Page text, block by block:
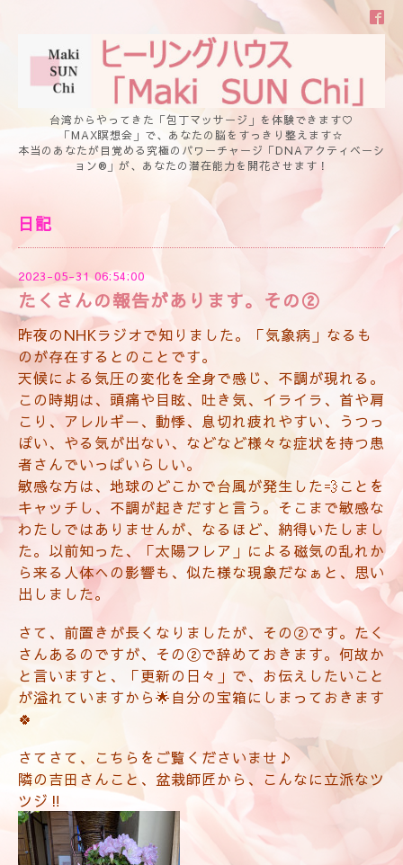
台湾からやってきた「包丁マッサージ」を体験できます♡
「MAX瞑想会」で、あなたの脳をすっきり整えます☆
本当のあなたが目覚める究極のパワーチャージ「DNAアクティベーシ
ョン®」が、あなたの潜在能力を開花させます！
日記
2023-05-31 06:54:00
たくさんの報告があります。その②
昨夜のNHKラジオで知りました。「気象病」なるも
のが存在するとのことです。
天候による気圧の変化を全身で感じ、不調が現れる。
この時期は、頭痛や目眩、吐き気、イライラ、首や肩
こり、アレルギー、動悸、息切れ疲れやすい、うつっ
ぽい、やる気が出ない、などなど様々な症状を持つ患
者さんでいっぱいらしい。
敏感な方は、地球のどこかで台風が発生した💨ことを
キャッチし、不調が起きだすと言う。そこまで敏感な
わたしではありませんが、なるほど、納得いたしまし
た。以前知った、「太陽フレア」による磁気の乱れか
ら来る人体への影響も、似た様な現象だなぁと、思い
出しました。
さて、前置きが長くなりましたが、その②です。たく
さんあるのですが、その②で辞めておきます。何故か
と言いますと、「更新の日々」で、お伝えしたいこと
が溢れていますから🌟自分の宝箱にしまっておきます
🍀
さてさて、こちらをご覧くださいませ♪
隣の吉田さんこと、盆栽師匠から、こんなに立派なツ
ツジ‼️